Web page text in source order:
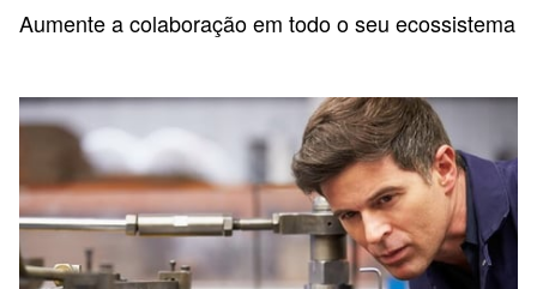
Aumente a colaboração em todo o seu ecossistema